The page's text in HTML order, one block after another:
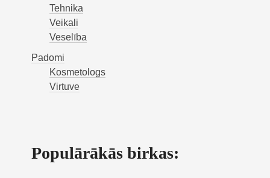
Tehnika
Veikali
Veselība
Padomi
Kosmetologs
Virtuve
Populārākās birkas: